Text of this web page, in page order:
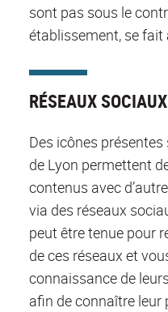
sont pas sous le
établissement, se fait
RÉSEAUX SOCIAUX
Des icônes présentes
de Lyon permettent
contenus avec
via des réseaux
peut être tenue pour
de ces réseaux et
connaissance de
afin de connaître leur